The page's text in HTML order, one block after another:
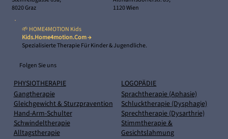
LOGOPÄDIE
Sprachtherapie (Aphasie)
Schlucktherapie (Dysphagie)
Sprechtherapie (Dysarthrie)
Stimmtherapie &
Gesichtslahmung
8020 Graz
1120 Wien
🌱 HOME4MOTION Kids
Kids.home4motion.com →
Spezialisierte Therapie Für Kinder & Jugendliche.
Folgen Sie uns
PHYSIOTHERAPIE
Gangtherapie
Gleichgewicht & Sturzpravention
Hand-Arm-Schulter
Schwindeltherapie
Alltagstherapie